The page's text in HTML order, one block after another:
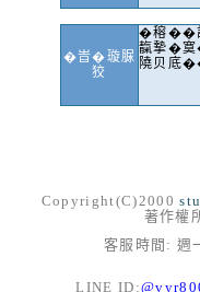
�峕�璇脲
狡
�穃��
靝摯�寞
隢贝底
Copyright(C)2000
著作權
客服時間: 週
LINE ID: